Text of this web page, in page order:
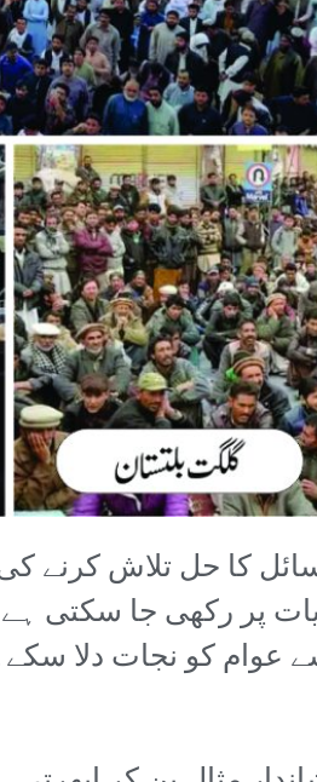
کا حل تلاش کرنے
پر رکھی جا سکتی ہے
عوام کو نجات دلا